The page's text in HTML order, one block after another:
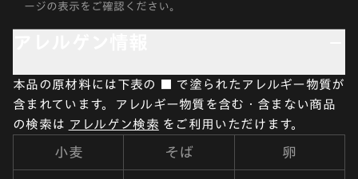
ージの表示をご確認ください。
本品の原材料には下表の ■ で塗られたアレルギー物質が
含まれています。アレルギー物質を含む・含まない商品
の検索は アレルゲン検索 をご利用いただけます。
小麦 そば 卵